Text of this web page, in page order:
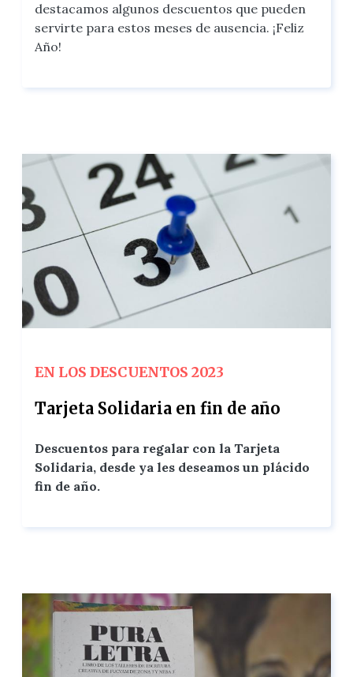
destacamos algunos descuentos que pueden
servirte para estos meses de ausencia. ¡Feliz
Año!
EN LOS DESCUENTOS 2023
Tarjeta Solidaria en fin de año
Descuentos para regalar con la Tarjeta
Solidaria, desde ya les deseamos un plácido
fin de año.